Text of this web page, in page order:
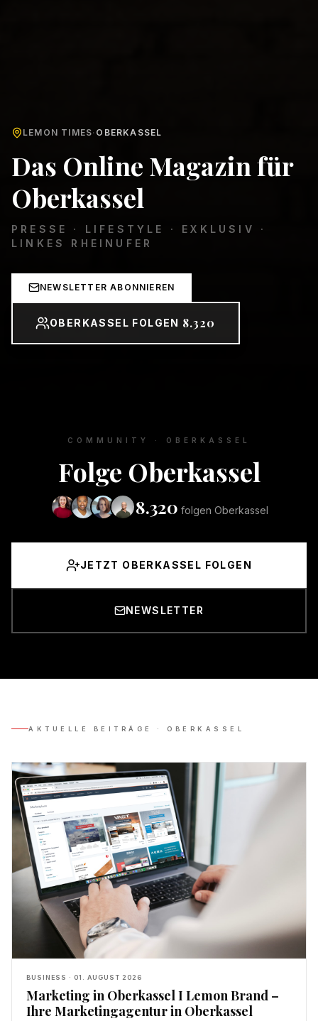
LEMON TIMES· OBERKASSEL
Das Online Magazin für
Oberkassel
PRESSE · LIFESTYLE · EXKLUSIV ·
LINKES RHEINUFER
NEWSLETTER ABONNIEREN
OBERKASSEL FOLGEN 8.320
COMMUNITY · OBERKASSEL
Folge Oberkassel
8.320 folgen Oberkassel
JETZT OBERKASSEL FOLGEN
NEWSLETTER
AKTUELLE BEITRÄGE · OBERKASSEL
BUSINESS · 01. AUGUST 2026
Marketing in Oberkassel I Lemon Brand –
Ihre Marketingagentur in Oberkassel